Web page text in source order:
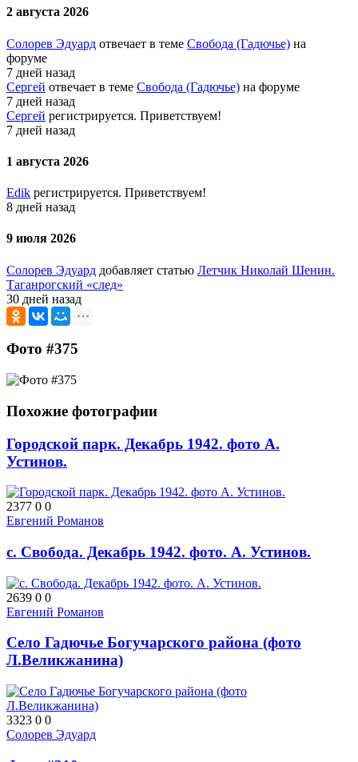
2 августа 2026
Солорев Эдуард отвечает в теме Свобода (Гадючье) на
форуме
7 дней назад
Сергей отвечает в теме Свобода (Гадючье) на форуме
7 дней назад
Сергей регистрируется. Приветствуем!
7 дней назад
1 августа 2026
Edik регистрируется. Приветствуем!
8 дней назад
9 июля 2026
Солорев Эдуард добавляет статью Летчик Николай Шенин.
Таганрогский «след»
30 дней назад
Фото #375
Похожие фотографии
Городской парк. Декабрь 1942. фото А.
Устинов.
2377 0 0
Евгений Романов
с. Свобода. Декабрь 1942. фото. А. Устинов.
2639 0 0
Евгений Романов
Село Гадючье Богучарского района (фото
Л.Великжанина)
3323 0 0
Солорев Эдуард